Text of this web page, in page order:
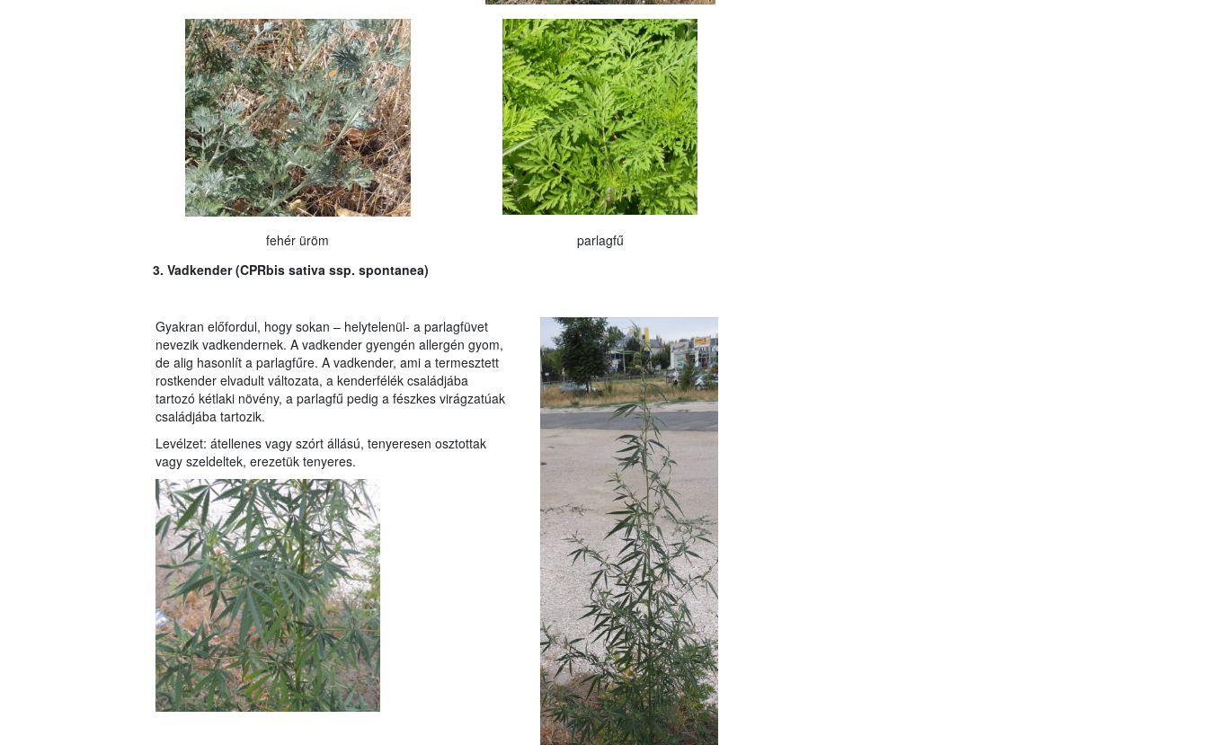
fehér üröm
parlagfű
3. Vadkender (CPRbis sativa ssp. spontanea)
Gyakran előfordul, hogy sokan – helytelenül- a parlagfüvet
nevezik vadkendernek. A vadkender gyengén allergén gyom,
de alig hasonlít a parlagfűre. A vadkender, ami a termesztett
rostkender elvadult változata, a kenderfélék családjába
tartozó kétlaki növény, a parlagfű pedig a fészkes virágzatúak
családjába tartozik.
Levélzet: átellenes vagy szórt állású, tenyeresen osztottak
vagy szeldeltek, erezetük tenyeres.